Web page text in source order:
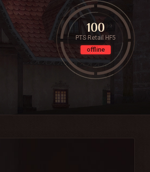
100
PTS Retail HF5
offline